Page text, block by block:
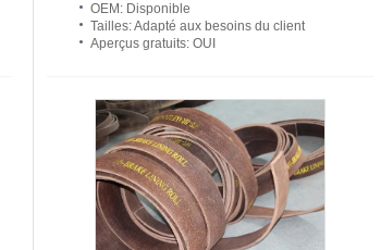
OEM : Disponible
Tailles: Adapté aux besoins du client
Aperçus gratuits: OUI